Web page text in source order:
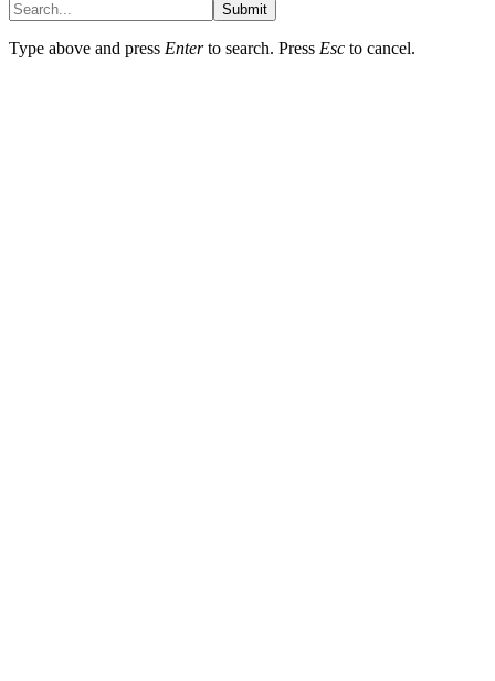
Submit
Type above and press Enterto search. Press Esc to cancel.